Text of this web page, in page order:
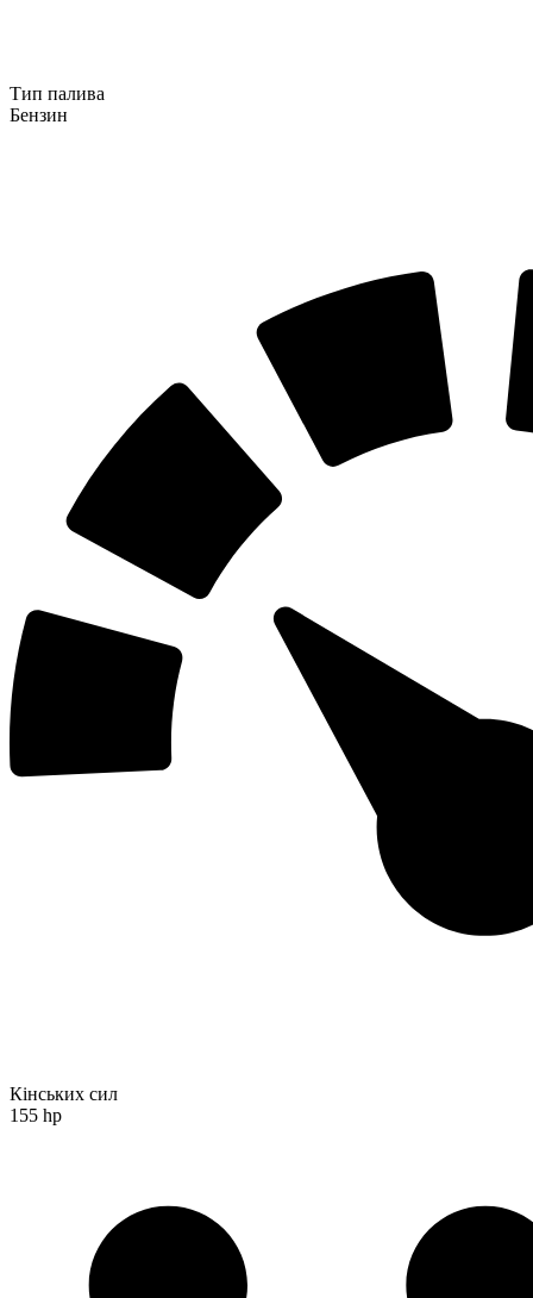
Тип палива
Бензин
Кінських сил
155 hp